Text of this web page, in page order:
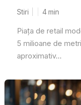
Stiri 4min
Piața de retail
5 milioane de
aproximativ...